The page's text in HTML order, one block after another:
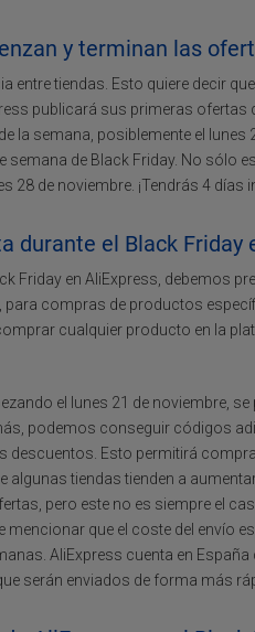
y terminan las
entre tiendas. Esto quiere decir
publicará sus primeras
la semana, posiblemente el
semana de Black Friday. No sólo
28 de noviembre. ¡Tendrás 4
durante el Black Friday
Friday en AliExpress, debemos
para compras de productos
cualquier producto en la
el lunes 21 de noviembre,
podemos conseguir códigos
descuentos. Esto permitirá
algunas tiendas tienden a
pero este no es siempre el
que el coste del envío
AliExpress cuenta en
serán enviados de forma más